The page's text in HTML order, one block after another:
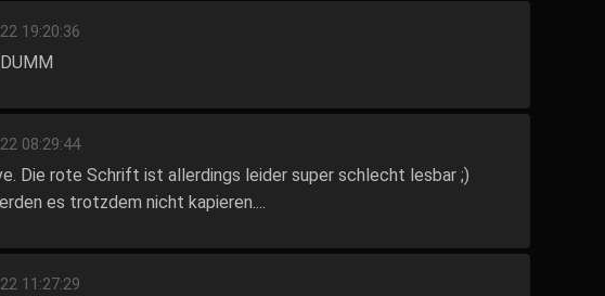
19:20:36
08:29:44
Die rote Schrift ist allerdings leider super schlecht lesbar ;)
es trotzdem nicht kapieren....
11:27:29